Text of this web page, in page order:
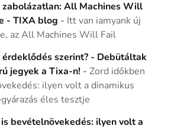
zabolázatlan: All Machines Will
- TIXA blog - Itt van iamyank új
az All Machines Will Fail
érdeklődés szerint? - Debütáltak
jegyek a Tixa-n! -Zord időkben
ilyen volt a dinamikus
éles tesztje
bevételnövekedés: ilyen volt a